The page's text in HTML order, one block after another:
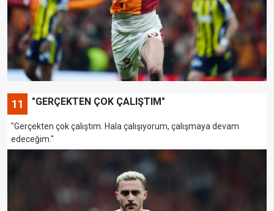
11 "GERÇEKTEN ÇOK ÇALIŞTIM"
"Gerçekten çok çalıştım. Hala çalışıyorum, çalışmaya devam
edeceğim."